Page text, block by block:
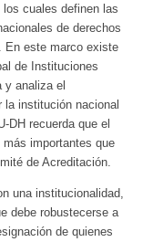
cuales definen las
de derechos
En este marco existe
de Instituciones
y analiza el
la institución nacional
DH recuerda que el
importantes que
de Acreditación.
una institucionalidad,
debe robustecerse a
de quienes